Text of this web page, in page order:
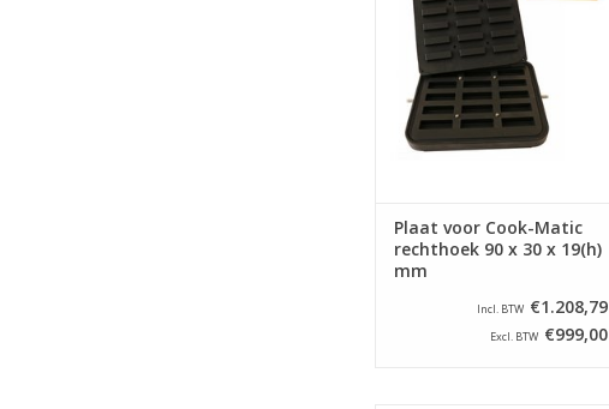
TOEVOEGEN AAN WINKELWAGEN
Plaat voor Cook-Matic
rechthoek 90 x 30 x 19(h)
mm
Incl. BTW €1.208,79
Excl. BTW €999,00